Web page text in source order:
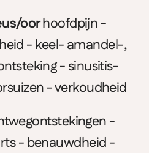
oor hoofdpijn -
- keel- amandel-,
- sinusitis-
- verkoudheid
-
- benauwdheid -